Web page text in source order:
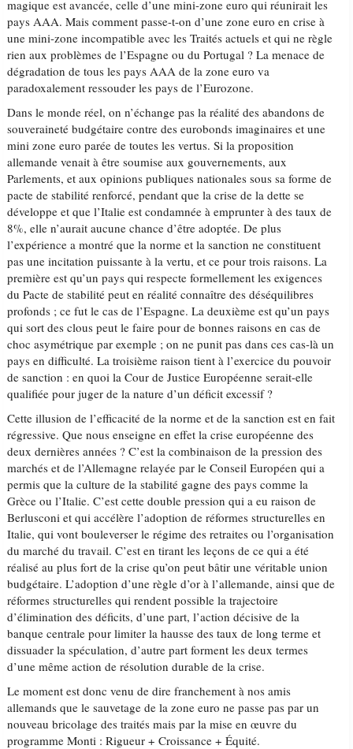
magique est avancée, celle d’une mini-zone euro qui réunirait les
pays AAA. Mais comment passe-t-on d’une zone euro en crise à
une mini-zone incompatible avec les Traités actuels et qui ne règle
rien aux problèmes de l’Espagne ou du Portugal ? La menace de
dégradation de tous les pays AAA de la zone euro va
paradoxalement ressouder les pays de l’Eurozone.
Dans le monde réel, on n’échange pas la réalité des abandons de
souveraineté budgétaire contre des eurobonds imaginaires et une
mini zone euro parée de toutes les vertus. Si la proposition
allemande venait à être soumise aux gouvernements, aux
Parlements, et aux opinions publiques nationales sous sa forme de
pacte de stabilité renforcé, pendant que la crise de la dette se
développe et que l’Italie est condamnée à emprunter à des taux de
8%, elle n’aurait aucune chance d’être adoptée. De plus
l’expérience a montré que la norme et la sanction ne constituent
pas une incitation puissante à la vertu, et ce pour trois raisons. La
première est qu’un pays qui respecte formellement les exigences
du Pacte de stabilité peut en réalité connaître des déséquilibres
profonds ; ce fut le cas de l’Espagne. La deuxième est qu’un pays
qui sort des clous peut le faire pour de bonnes raisons en cas de
choc asymétrique par exemple ; on ne punit pas dans ces cas-là un
pays en difficulté. La troisième raison tient à l’exercice du pouvoir
de sanction : en quoi la Cour de Justice Européenne serait-elle
qualifiée pour juger de la nature d’un déficit excessif ?
Cette illusion de l’efficacité de la norme et de la sanction est en fait
régressive. Que nous enseigne en effet la crise européenne des
deux dernières années ? C’est la combinaison de la pression des
marchés et de l’Allemagne relayée par le Conseil Européen qui a
permis que la culture de la stabilité gagne des pays comme la
Grèce ou l’Italie. C’est cette double pression qui a eu raison de
Berlusconi et qui accélère l’adoption de réformes structurelles en
Italie, qui vont bouleverser le régime des retraites ou l’organisation
du marché du travail. C’est en tirant les leçons de ce qui a été
réalisé au plus fort de la crise qu’on peut bâtir une véritable union
budgétaire. L’adoption d’une règle d’or à l’allemande, ainsi que de
réformes structurelles qui rendent possible la trajectoire
d’élimination des déficits, d’une part, l’action décisive de la
banque centrale pour limiter la hausse des taux de long terme et
dissuader la spéculation, d’autre part forment les deux termes
d’une même action de résolution durable de la crise.
Le moment est donc venu de dire franchement à nos amis
allemands que le sauvetage de la zone euro ne passe pas par un
nouveau bricolage des traités mais par la mise en œuvre du
programme Monti : Rigueur + Croissance + Équité.